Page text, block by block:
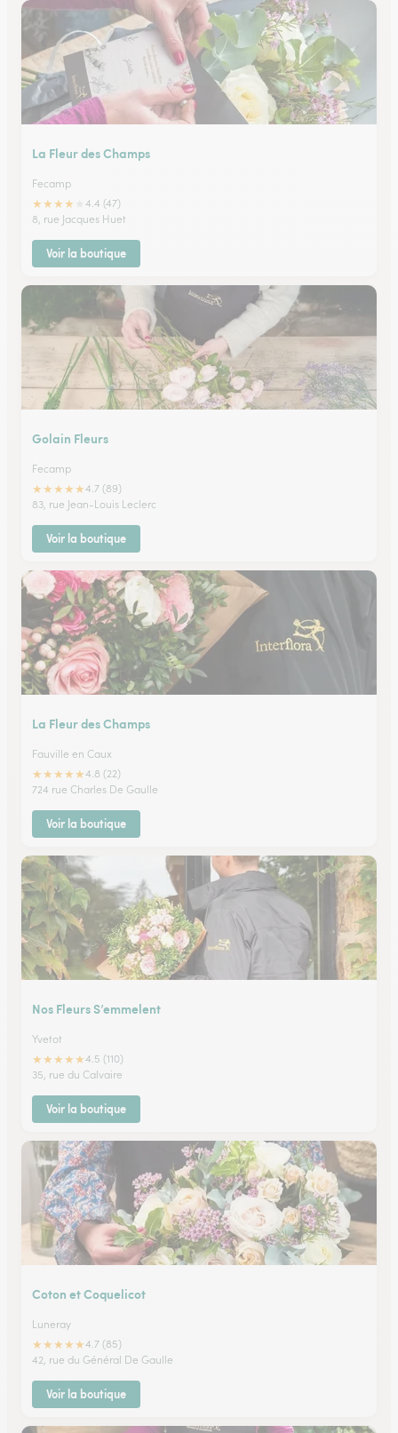
La Fleur des Champs
Fecamp
★★★★
4.4 (47)
8, rue Jacques Huet
Voir la boutique
Golain Fleurs
Fecamp
★★★★★4.7 (89)
83, rue Jean-Louis Leclerc
Voir la boutique
La Fleur des Champs
Fauville en Caux
★★★★★4.8 (22)
724 rue Charles De Gaulle
Voir la boutique
Nos Fleurs S’emmelent
Yvetot
★★★★★4.5 (110)
35, rue du Calvaire
Voir la boutique
Coton et Coquelicot
Luneray
★★★★★4.7 (85)
42, rue du Général De Gaulle
Voir la boutique